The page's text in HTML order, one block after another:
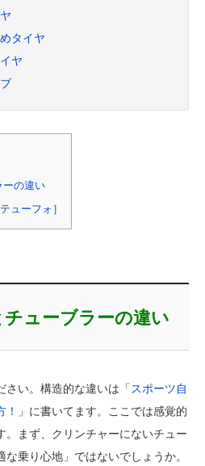
タイヤ
ヤ
ーの違い
ューフォ］
ューブラーの違い
さい。構造的な違いは「 スポーツ自
」に書いてます。ここでは感覚的
。まず、クリンチャーにないチュー
乗り心地」ではないでしょうか。